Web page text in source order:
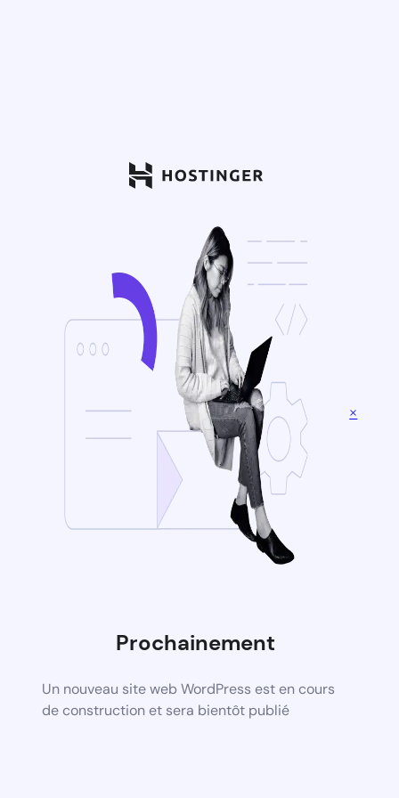
Prochainement
Un nouveau site web WordPress est en cours
de construction et sera bientôt publié
×